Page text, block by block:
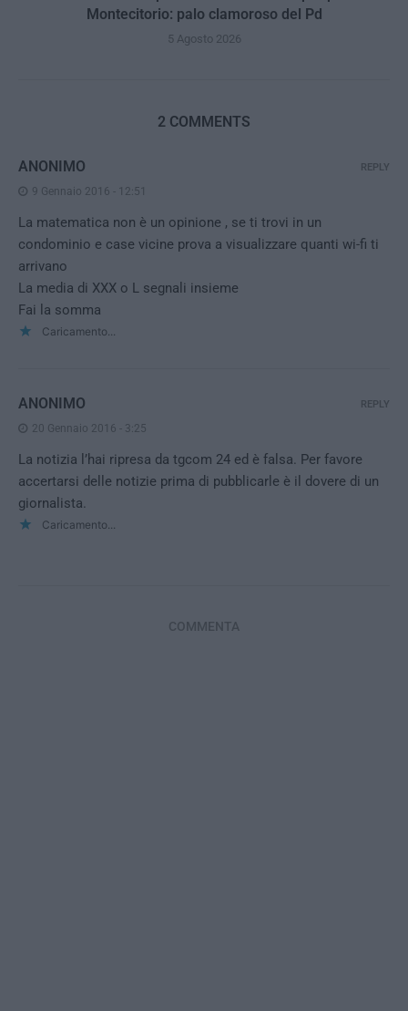
Montecitorio: palo clamoroso del Pd
5 Agosto 2026
2 COMMENTS
ANONIMO
9 Gennaio 2016 - 12:51
La matematica non è un opinione , se ti trovi in un
condominio e case vicine prova a visualizzare quanti wi-fi ti
arrivano
La media di XXX o L segnali insieme
Fai la somma
Caricamento...
REPLY
ANONIMO
20 Gennaio 2016 - 3:25
La notizia l’hai ripresa da tgcom 24 ed è falsa. Per favore
accertarsi delle notizie prima di pubblicarle è il dovere di un
giornalista.
Caricamento...
REPLY
COMMENTA